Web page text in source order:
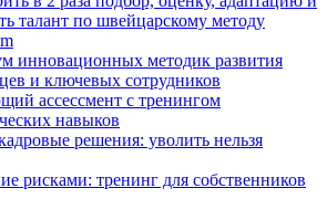
талант по швейцарскому методу
инновационных методик развития
и ключевых сотрудников
ассессмент с тренингом
навыков
решения: уволить нельзя
рисками: тренинг для собственников